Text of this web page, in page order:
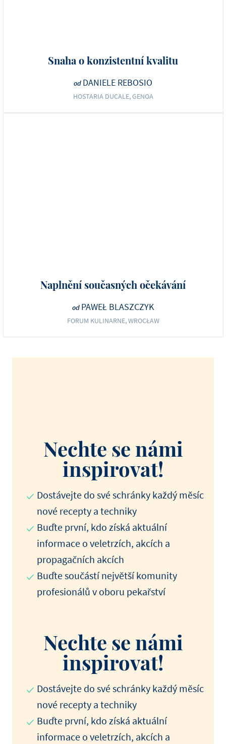
Snaha o konzistentní kvalitu
od DANIELE REBOSIO
HOSTARIA DUCALE, GENOA
Naplnění současných očekávání
od PAWEŁ BLASZCZYK
FORUM KULINARNE, WROCŁAW
Nechte se námi
inspirovat!
Dostávejte do své schránky každý měsíc
nové recepty a techniky
Buďte první, kdo získá aktuální
informace o veletrzích, akcích a
propagačních akcích
Buďte součástí největší komunity
profesionálů v oboru pekařství
Nechte se námi
inspirovat!
Dostávejte do své schránky každý měsíc
nové recepty a techniky
Buďte první, kdo získá aktuální
informace o veletrzích, akcích a